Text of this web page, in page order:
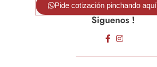
Pide cotización pinchando aquí
Siguenos !